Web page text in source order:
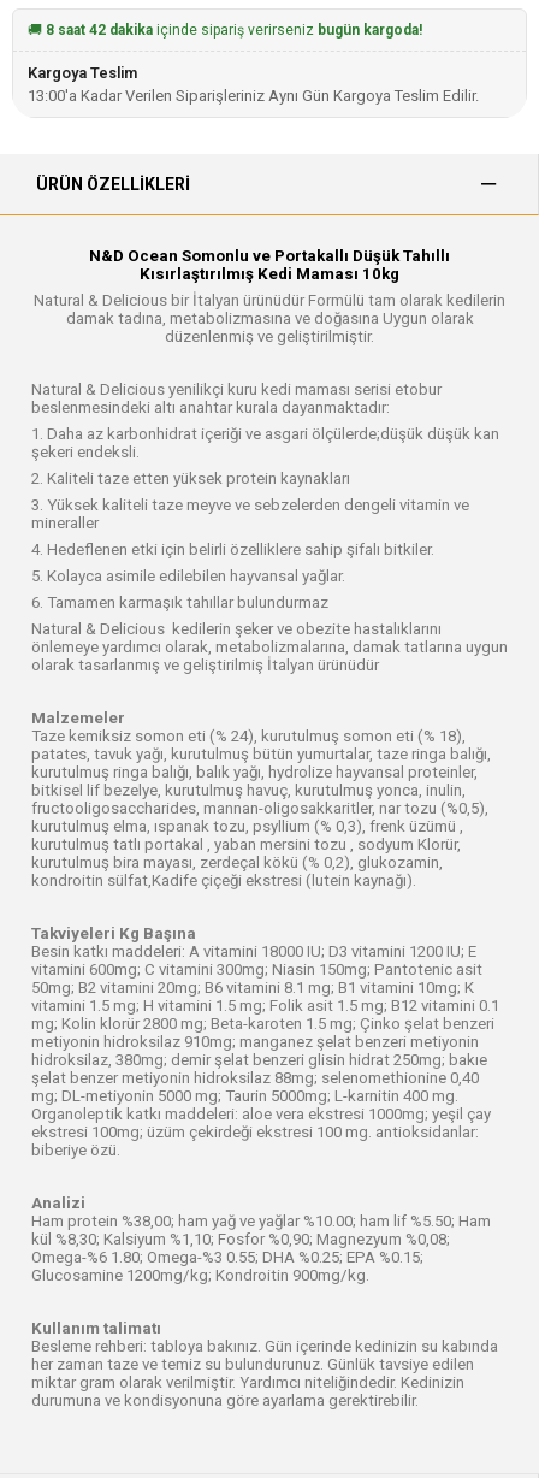
🚚 8 saat 42 dakika içinde sipariş verirseniz bugün kargoda!
Kargoya Teslim
13:00'a Kadar Verilen Siparişleriniz Aynı Gün Kargoya Teslim Edilir.
ÜRÜN ÖZELLIKLERI
N&D Ocean Somonlu ve Portakallı Düşük Tahıllı
Kısırlaştırılmış Kedi Maması 10kg
Natural & Delicious bir İtalyan ürünüdür Formülü tam olarak kedilerin
damak tadına, metabolizmasına ve doğasına Uygun olarak
düzenlenmiş ve geliştirilmiştir.
Natural & Delicious yenilikçi kuru kedi maması serisi etobur
beslenmesindeki altı anahtar kurala dayanmaktadır:
1. Daha az karbonhidrat içeriği ve asgari ölçülerde;düşük düşük kan
şekeri endeksli.
2. Kaliteli taze etten yüksek protein kaynakları
3. Yüksek kaliteli taze meyve ve sebzelerden dengeli vitamin ve
mineraller
4. Hedeflenen etki için belirli özelliklere sahip şifalı bitkiler.
5. Kolayca asimile edilebilen hayvansal yağlar.
6. Tamamen karmaşık tahıllar bulundurmaz
Natural & Delicious kedilerin şeker ve obezite hastalıklarını
önlemeye yardımcı olarak, metabolizmalarına, damak tatlarına uygun
olarak tasarlanmış ve geliştirilmiş İtalyan ürünüdür
Malzemeler
Taze kemiksiz somon eti (% 24), kurutulmuş somon eti (% 18),
patates, tavuk yağı, kurutulmuş bütün yumurtalar, taze ringa balığı,
kurutulmuş ringa balığı, balık yağı, hydrolize hayvansal proteinler,
bitkisel lif bezelye, kurutulmuş havuç, kurutulmuş yonca, inulin,
fructooligosaccharides, mannan-oligosakkaritler, nar tozu (%0,5),
kurutulmuş elma, ıspanak tozu, psyllium (% 0,3), frenk üzümü ,
kurutulmuş tatlı portakal , yaban mersini tozu , sodyum Klorür,
kurutulmuş bira mayası, zerdeçal kökü (% 0,2), glukozamin,
kondroitin sülfat,Kadife çiçeği ekstresi (lutein kaynağı).
Takviyeleri Kg Başına
Besin katkı maddeleri: A vitamini 18000 IU; D3 vitamini 1200 IU; E
vitamini 600mg; C vitamini 300mg; Niasin 150mg; Pantotenic asit
50mg; B2 vitamini 20mg; B6 vitamini 8.1 mg; B1 vitamini 10mg; K
vitamini 1.5 mg; H vitamini 1.5 mg; Folik asit 1.5 mg; B12 vitamini 0.1
mg; Kolin klorür 2800 mg; Beta-karoten 1.5 mg; Çinko şelat benzeri
metiyonin hidroksilaz 910mg; manganez şelat benzeri metiyonin
hidroksilaz, 380mg; demir şelat benzeri glisin hidrat 250mg; bakıe
şelat benzer metiyonin hidroksilaz 88mg; selenomethionine 0,40
mg; DL-metiyonin 5000 mg; Taurin 5000mg; L-karnitin 400 mg.
Organoleptik katkı maddeleri: aloe vera ekstresi 1000mg; yeşil çay
ekstresi 100mg; üzüm çekirdeği ekstresi 100 mg. antioksidanlar:
biberiye özü.
Analizi
Ham protein %38,00; ham yağ ve yağlar %10.00; ham lif %5.50; Ham
kül %8,30; Kalsiyum %1,10; Fosfor %0,90; Magnezyum %0,08;
Omega-%6 1.80; Omega-%3 0.55; DHA %0.25; EPA %0.15;
Glucosamine 1200mg/kg; Kondroitin 900mg/kg.
Kullanım talimatı
Besleme rehberi: tabloya bakınız. Gün içerinde kedinizin su kabında
her zaman taze ve temiz su bulundurunuz. Günlük tavsiye edilen
miktar gram olarak verilmiştir. Yardımcı niteliğindedir. Kedinizin
durumuna ve kondisyonuna göre ayarlama gerektirebilir.